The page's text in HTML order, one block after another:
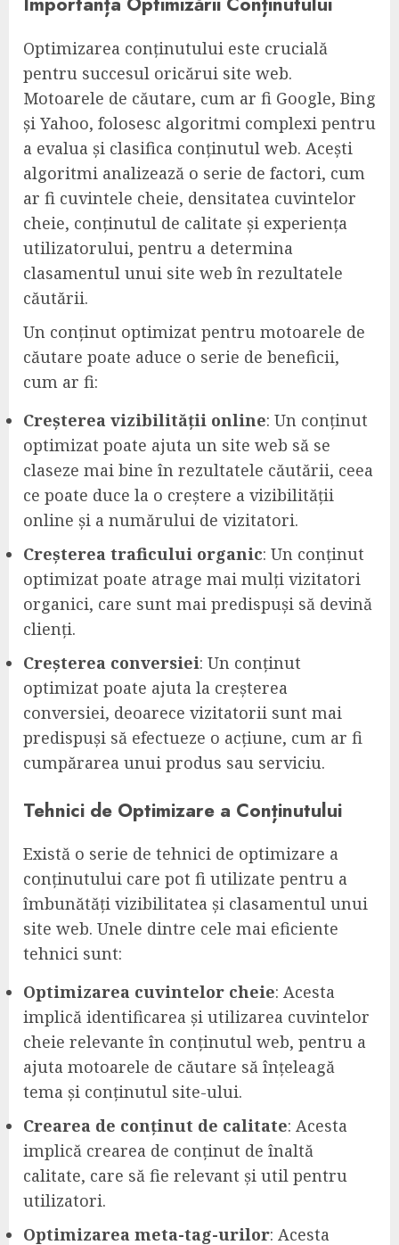
Optimizarea conținutului este crucială
pentru succesul oricărui site web.
Motoarele de căutare, cum ar fi Google, Bing
și Yahoo, folosesc algoritmi complexi pentru
a evalua și clasifica conținutul web. Acești
algoritmi analizează o serie de factori, cum
ar fi cuvintele cheie, densitatea cuvintelor
cheie, conținutul de calitate și experiența
utilizatorului, pentru a determina
clasamentul unui site web în rezultatele
căutării.
Un conținut optimizat pentru motoarele de
căutare poate aduce o serie de beneficii,
cum ar fi:
Creșterea vizibilității online: Un conținut
optimizat poate ajuta un site web să se
claseze mai bine în rezultatele căutării, ceea
ce poate duce la o creștere a vizibilității
online și a numărului de vizitatori.
Creșterea traficului organic: Un conținut
optimizat poate atrage mai mulți vizitatori
organici, care sunt mai predispuși să devină
clienți.
Creșterea conversiei: Un conținut
optimizat poate ajuta la creșterea
conversiei, deoarece vizitatorii sunt mai
predispuși să efectueze o acțiune, cum ar fi
cumpărarea unui produs sau serviciu.
Tehnici de Optimizare a Conținutului
Există o serie de tehnici de optimizare a
conținutului care pot fi utilizate pentru a
îmbunătăți vizibilitatea și clasamentul unui
site web. Unele dintre cele mai eficiente
tehnici sunt:
Optimizarea cuvintelor cheie: Acesta
implică identificarea și utilizarea cuvintelor
cheie relevante în conținutul web, pentru a
ajuta motoarele de căutare să înțeleagă
tema și conținutul site-ului.
Crearea de conținut de calitate: Acesta
implică crearea de conținut de înaltă
calitate, care să fie relevant și util pentru
utilizatori.
Optimizarea meta-tag-urilor: Acesta